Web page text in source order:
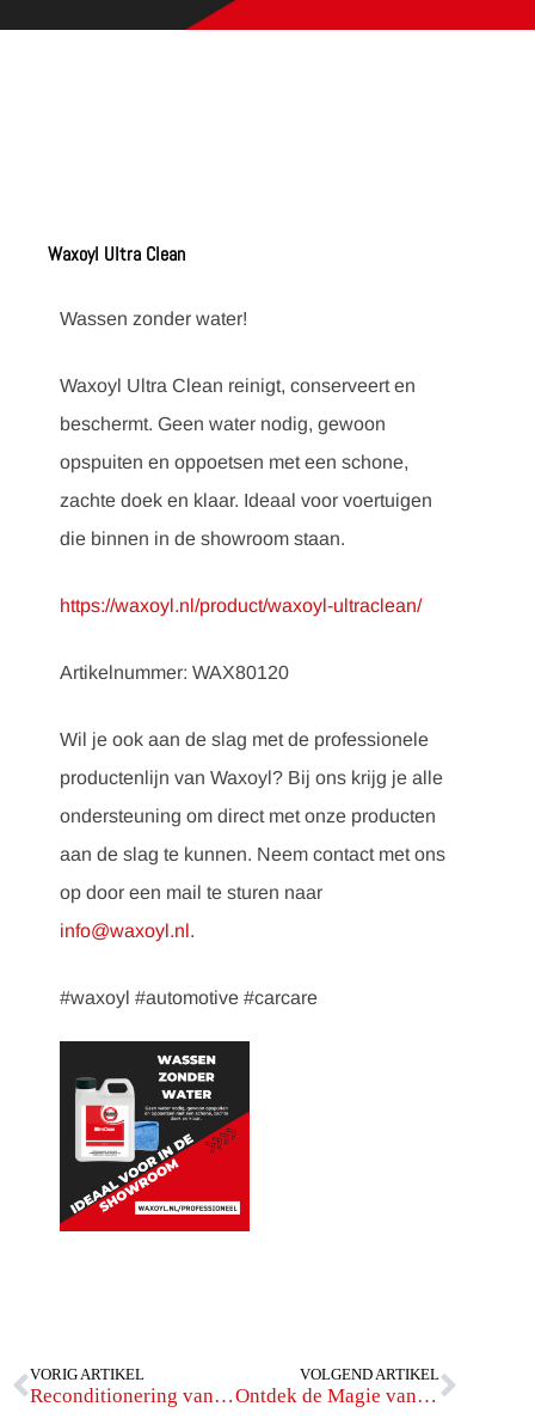
Waxoyl Ultra Clean
Wassen zonder water!
Waxoyl Ultra Clean reinigt, conserveert en
beschermt. Geen water nodig, gewoon
opspuiten en oppoetsen met een schone,
zachte doek en klaar. Ideaal voor voertuigen
die binnen in de showroom staan.
https://waxoyl.nl/product/waxoyl-ultraclean/
Artikelnummer: WAX80120
Wil je ook aan de slag met de professionele
productenlijn van Waxoyl? Bij ons krijg je alle
ondersteuning om direct met onze producten
aan de slag te kunnen. Neem contact met ons
op door een mail te sturen naar
info@waxoyl.nl.
#waxoyl #automotive #carcare
VORIG ARTIKEL
Reconditionering van een occasion voor de verkoop
VOLGEND ARTIKEL
Ontdek de Magie van Waxoyl Magic Clay